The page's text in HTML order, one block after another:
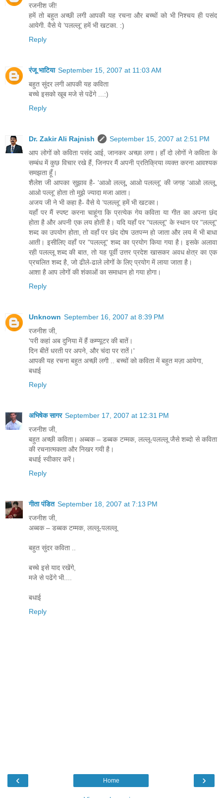
रजनीश जी!
हमें तो बहुत अच्छी लगी आपकी यह रचना और बच्चों को भी निश्चय ही पसंद
आयेगी. वैसे ये ’पलल्लू’ हमें भी खटका. :)
Reply
रंजू भाटिया September 15, 2007 at 11:03 AM
बहुत सुंदर लगी आपकी यह कविता
बच्चे इसको खूब मजे से पढेंगे ...:)
Reply
Dr. Zakir Ali Rajnish
September 15, 2007 at 2:51 PM
आप लोगों को कविता पसंद आई, जानकर अच्छा लगा। हाँ दो लोगों ने कविता के
सम्बंध में कुछ विचार रखे हैं, जिनपर मैं अपनी प्रतिक्रिया व्यक्त करना आवश्यक
समझता हूँ।
शैलेश जी आपका सुझाव है- 'आओ लल्लू, आओ पलल्लू' की जगह 'आओ लल्लू,
आओ पल्लू' होता तो मुझे ज्यादा मजा आता।
अजय जी ने भी कहा है- वैसे ये ’पलल्लू’ हमें भी खटका।
यहाँ पर मैं स्पष्ट करना चाहूंगा कि प्रत्येक गेय कविता या गीत का अपना छंद
होता है और अपनी एक लय होती है। यदि यहाँ पर "पलल्लू" के स्थान पर "लल्लू"
शब्द का उपयोग होता, तो वहाँ पर छंद दोष उतपन्न हो जाता और लय में भी बाधा
आती। इसीलिए वहाँ पर "पलल्लू" शब्द का प्रयोग किया गया है। इसके अलावा
रही पलल्लू शब्‍द की बात, तो यह पूर्वी उत्तर प्रदेश खासकर अवध क्षेत्र का एक
प्रचलित शब्द है, जो ढीले-ढाले लोगों के लिए प्रयोग में लाया जाता है।
आशा है आप लोगों की शंकाओं का समाधान हो गया होगा।
Reply
Unknown September 16, 2007 at 8:39 PM
रजनीश जी,
'परी कहां अब दुनिया में हैं कम्प्यूटर की बातें।
दिन बीतें धरती पर अपने, और चंदा पर रातें।'
आपकी यह रचना बहुत अच्छी लगी .. बच्चों को कविता में बहुत मज़ा आयेगा,
बधाई
Reply
अभिषेक सागर September 17, 2007 at 12:31 PM
रजनीश जी,
बहुत अच्छी कविता। अब्बक – डब्बक टम्मक, लल्लू-पलल्लू जैसे शब्दो से कविता
की रचनात्मकता और निखर गयी है।
बधाई स्वीकार करें।
Reply
गीता पंडित September 18, 2007 at 7:13 PM
रजनीश जी,
अब्बक – डब्बक टम्मक, लल्लू-पलल्लू
बहुत सुंदर कविता ..
बच्चे इसे याद रखेंगे,
मजे से पढेंगे भी....
बधाई
Reply
‹ ›
Home